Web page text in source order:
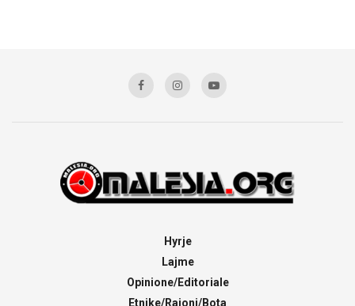
Hyrje
Lajme
Opinione/Editoriale
Etnike/Rajoni/Bota